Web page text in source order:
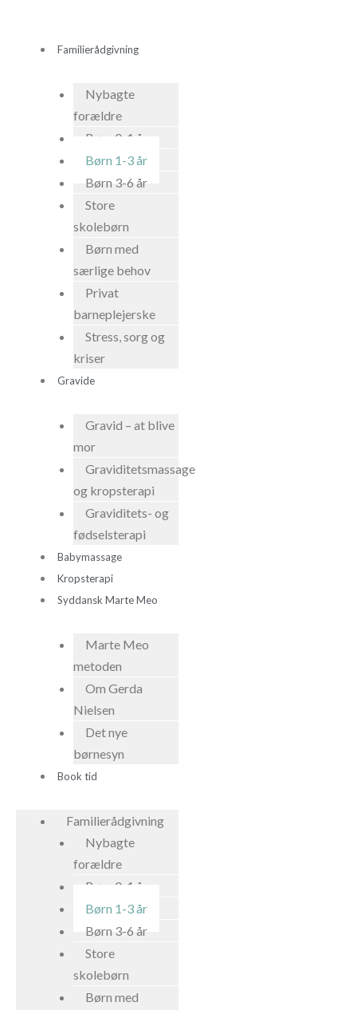
indholdet
Familierådgivning
Nybagte
forældre
Børn 0-1 år
Børn 1-3 år
Børn 3-6 år
Store
skolebørn
Børn med
særlige behov
Privat
barneplejerske
Stress, sorg og
kriser
Gravide
Gravid – at blive
mor
Graviditetsmassage
og kropsterapi
Graviditets- og
fødselsterapi
Babymassage
Kropsterapi
Syddansk Marte Meo
Marte Meo
metoden
Om Gerda
Nielsen
Det nye
børnesyn
Book tid
Familierådgivning
Nybagte
forældre
Børn 0-1 år
Børn 1-3 år
Børn 3-6 år
Store
skolebørn
Børn med